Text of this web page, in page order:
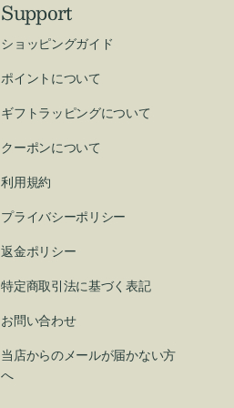
Support
ショッピングガイド
ポイントについて
ギフトラッピングについて
クーポンについて
利用規約
プライバシーポリシー
返金ポリシー
特定商取引法に基づく表記
お問い合わせ
当店からのメールが届かない方
へ